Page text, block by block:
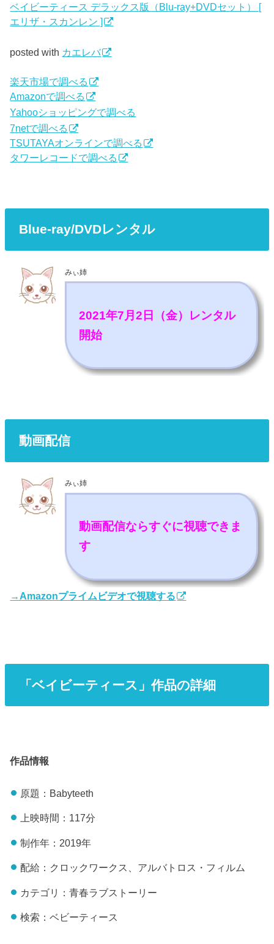
ベイビーティース デラックス版（Blu-ray+DVDセット） [
エリザ・スカンレン ]
posted with カエレバ
楽天市場で調べる
Amazonで調べる
Yahooショッピングで調べる
7netで調べる
TSUTAYAオンラインで調べる
タワーレコードで調べる
Blue-ray/DVDレンタル
みぃ姉
2021年7月2日（金）レンタル
開始
動画配信
みぃ姉
動画配信ならすぐに視聴できま
す
→Amazonプライムビデオで視聴する
「ベイビーティース」作品の詳細
作品情報
原題：Babyteeth
上映時間：117分
制作年：2019年
配給：クロックワークス、アルバトロス・フィルム
カテゴリ：青春ラブストーリー
検索：ベビーティース